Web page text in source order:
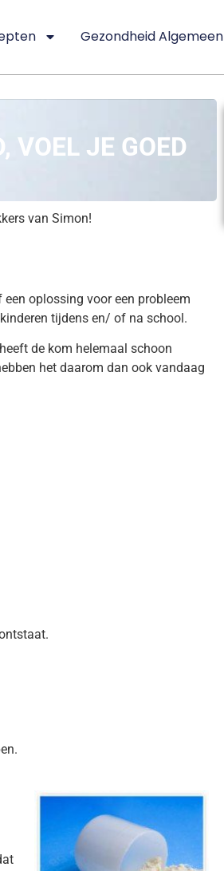
Gezondheid Algemeen
VOEL JE GOED
van Simon!
oplossing voor een probleem
tijdens en/ of na school.
de kom helemaal schoon
het daarom dan ook vandaag